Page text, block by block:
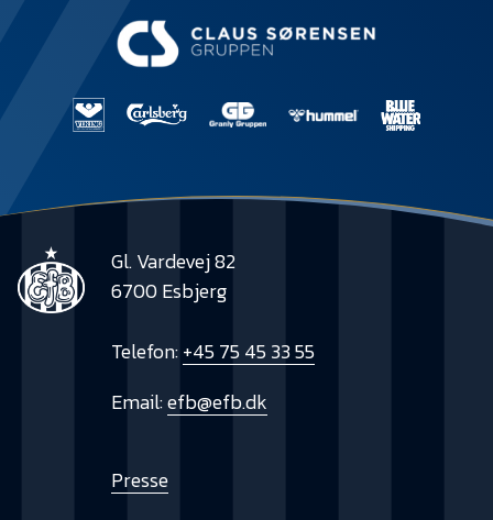
Gl. Vardevej 82
6700 Esbjerg
Telefon:+45 75 45 33 55
Email:efb@efb.dk
Presse